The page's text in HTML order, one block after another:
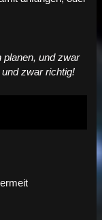
planen, und zwar
zwar richtig!